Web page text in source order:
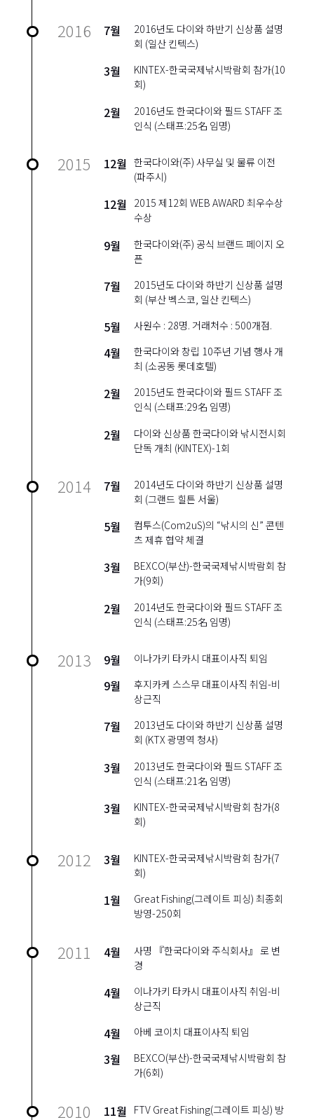
2016 7월
2016년도 다이와 하반기 신상품 설명
회 (일산 킨텍스)
3월
KINTEX-한국국제낚시박람회 참가(10
회)
2월
2016년도 한국다이와 필드 STAFF 조
인식 (스태프:25名 임명)
2015 12월 한국다이와(주) 사무실 및 물류 이전
(파주시)
12월
2015 제12회 WEB AWARD 최우수상
수상
9월
한국다이와(주) 공식 브랜드 페이지 오
픈
7월
2015년도 다이와 하반기 신상품 설명
회 (부산 벡스코, 일산 킨텍스)
5월 사원수 : 28명. 거래처수 : 500개점.
4월
한국다이와 창립 10주년 기념 행사 개
최 (소공동 롯데호텔)
2월
2015년도 한국다이와 필드 STAFF 조
인식 (스태프:29名 임명)
2월
다이와 신상품 한국다이와 낚시전시회
단독 개최 (KINTEX)-1회
2014 7월
2014년도 다이와 하반기 신상품 설명
회 (그랜드 힐튼 서울)
5월
컴투스(Com2uS)의 “낚시의 신” 콘텐
츠 제휴 협약 체결
3월
BEXCO(부산)-한국국제낚시박람회 참
가(9회)
2월
2014년도 한국다이와 필드 STAFF 조
인식 (스태프:25名 임명)
2013 9월 이나가키 타카시 대표이사직 퇴임
9월
후지카케 스스무 대표이사직 취임-비
상근직
7월
2013년도 다이와 하반기 신상품 설명
회 (KTX 광명역 청사)
3월
2013년도 한국다이와 필드 STAFF 조
인식 (스태프:21名 임명)
3월
KINTEX-한국국제낚시박람회 참가(8
회)
2012 3월
KINTEX-한국국제낚시박람회 참가(7
회)
1월
Great Fishing(그레이트 피싱) 최종회
방영-250회
2011 4월
사명 『한국다이와 주식회사』 로 변
경
4월
이나가키 타카시 대표이사직 취임-비
상근직
4월 아베 코이치 대표이사직 퇴임
3월
BEXCO(부산)-한국국제낚시박람회 참
가(6회)
2010 11월
FTV Great Fishing(그레이트 피싱) 방